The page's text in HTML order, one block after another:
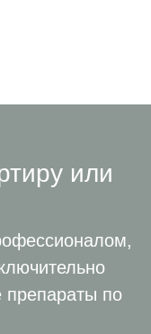
или
по